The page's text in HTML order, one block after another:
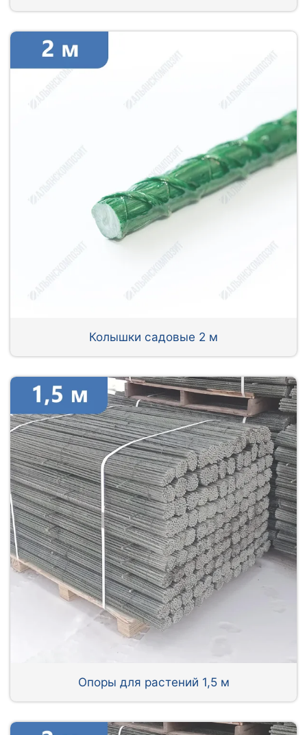
Колышки садовые 2 м
Опоры для растений 1,5 м